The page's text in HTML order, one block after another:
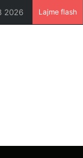
2026 Lajme flash